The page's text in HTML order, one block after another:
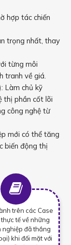
trên các Case
tế về những
nghiệp đã thắng
khi đối mặt với
hợp tác chiến
trọng nhất, thay
từng môi
tranh về giá.
Làm chủ kỹ
thị phần cốt lõi
công nghệ từ
mới có thể tăng
biến động thị